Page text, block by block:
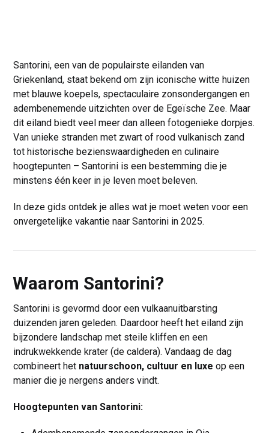
Santorini, een van de populairste eilanden van
Griekenland, staat bekend om zijn iconische witte huizen
met blauwe koepels, spectaculaire zonsondergangen en
adembenemende uitzichten over de Egeïsche Zee. Maar
dit eiland biedt veel meer dan alleen fotogenieke dorpjes.
Van unieke stranden met zwart of rood vulkanisch zand
tot historische bezienswaardigheden en culinaire
hoogtepunten – Santorini is een bestemming die je
minstens één keer in je leven moet beleven.
In deze gids ontdek je alles wat je moet weten voor een
onvergetelijke vakantie naar Santorini in 2025.
Waarom Santorini?
Santorini is gevormd door een vulkaanuitbarsting
duizenden jaren geleden. Daardoor heeft het eiland zijn
bijzondere landschap met steile kliffen en een
indrukwekkende krater (de caldera). Vandaag de dag
combineert het natuurschoon, cultuur en luxe op een
manier die je nergens anders vindt.
Hoogtepunten van Santorini: